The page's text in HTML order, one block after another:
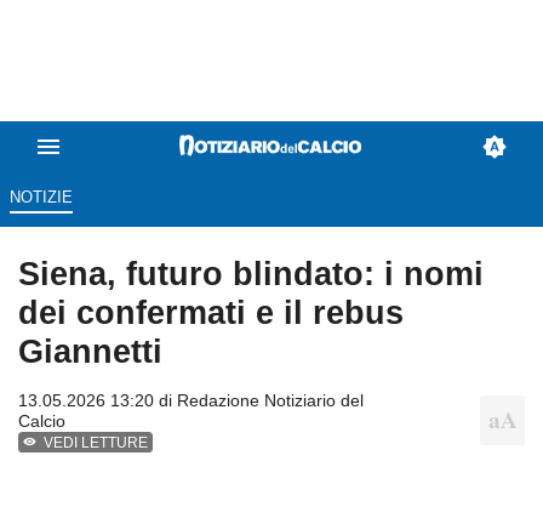
NOTIZIE
Siena, futuro blindato: i nomi
dei confermati e il rebus
Giannetti
13.05.2026 13:20 di Redazione Notiziario del
Calcio
VEDI LETTURE